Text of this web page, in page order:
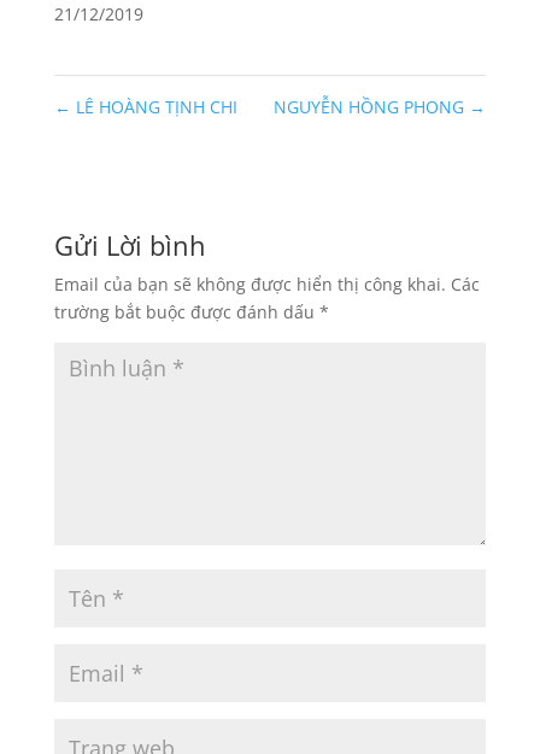
21/12/2019
← LÊ HOÀNG TỊNH CHI NGUYỄN HỒNG PHONG →
Gửi Lời bình
Email của bạn sẽ không được hiển thị công khai. Các
trường bắt buộc được đánh dấu *